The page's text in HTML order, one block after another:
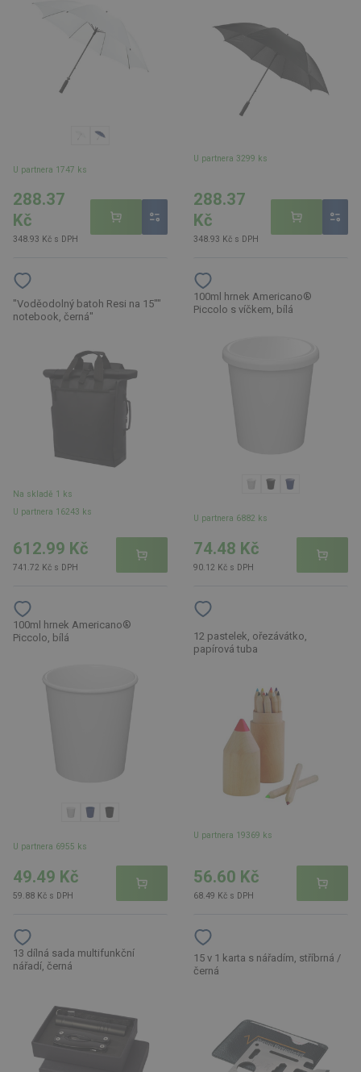
U partnera 1747 ks
288.37
Kč
348.93 Kč s DPH
U partnera 3299 ks
288.37
Kč
348.93 Kč s DPH
"Voděodolný batoh Resi na 15""
notebook, černá"
Na skladě 1 ks
U partnera 16243 ks
612.99 Kč
741.72 Kč s DPH
100ml hrnek Americano®
Piccolo s víčkem, bílá
U partnera 6882 ks
74.48 Kč
90.12 Kč s DPH
100ml hrnek Americano®
Piccolo, bílá
U partnera 6955 ks
49.49 Kč
59.88 Kč s DPH
12 pastelek, ořezávátko,
papírová tuba
U partnera 19369 ks
56.60 Kč
68.49 Kč s DPH
13 dílná sada multifunkční
nářadí, černá
15 v 1 karta s nářadím, stříbrná /
černá